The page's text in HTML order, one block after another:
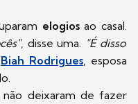
elogiosao casal.
, disse uma.
"É disso
Biah Rodrigues , esposa
não deixaram de fazer